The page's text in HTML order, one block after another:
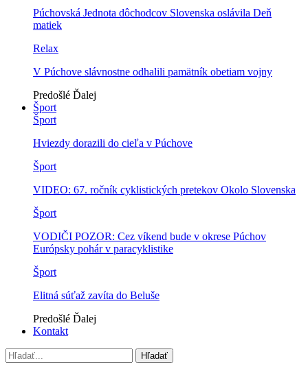
Púchovská Jednota dôchodcov Slovenska oslávila Deň
matiek
Relax
V Púchove slávnostne odhalili pamätník obetiam vojny
Predošlé Ďalej
Šport
Šport
Hviezdy dorazili do cieľa v Púchove
Šport
VIDEO: 67. ročník cyklistických pretekov Okolo Slovenska
Šport
VODIČI POZOR: Cez víkend bude v okrese Púchov
Európsky pohár v paracyklistike
Šport
Elitná súťaž zavíta do Beluše
Predošlé Ďalej
Kontakt